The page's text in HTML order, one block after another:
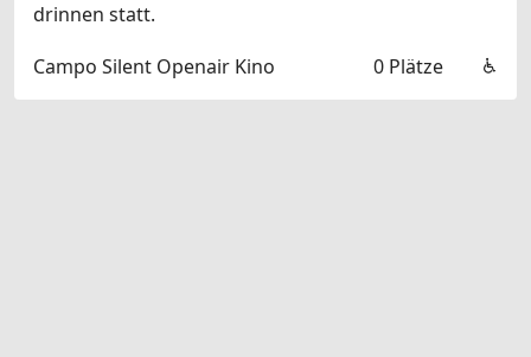
drinnen statt.
Campo Silent Openair Kino
0 Plätze